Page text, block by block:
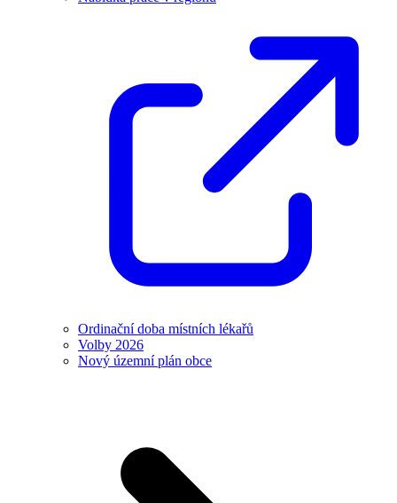
Ordinační doba místních lékařů
Volby 2026
Nový územní plán obce